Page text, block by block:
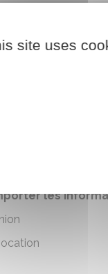
verbal de
les
site uses